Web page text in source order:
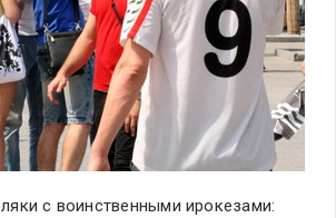
с воинственными ирокезами: